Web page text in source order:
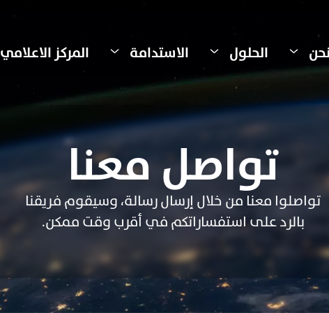
الحلول الاستدامة المركز الاعلامي
تواصل معنا
تواصلوا معنا من خلال إرسال رسالة، وسيقوم فريقنا
بالرد على استفساراتكم في أقرب وقت ممكن.